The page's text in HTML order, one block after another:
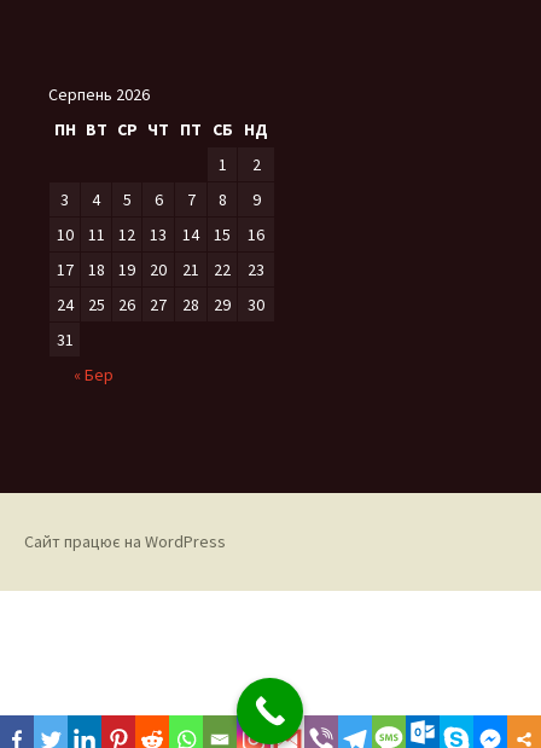
Серпень 2026
ПН ВТ СР ЧТ ПТ СБ
НД
1
2
3
4 5 6 7 8
9
10
11 12 13 14 15
16
17
18 19 20 21 22
23
24
25 26 27 28 29
30
31
« Бер
Сайт працює на WordPress